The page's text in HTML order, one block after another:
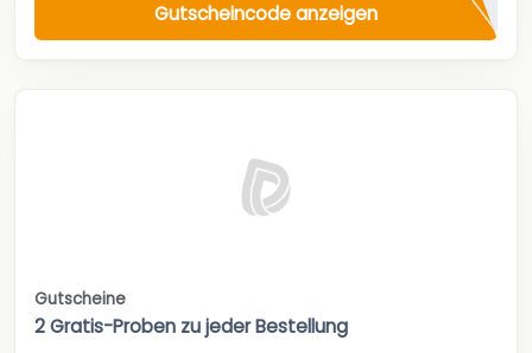
Gutscheincode anzeigen
Gutscheine
2 Gratis-Proben zu jeder Bestellung